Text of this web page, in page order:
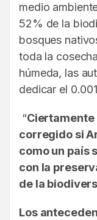
medio
52% de la
bosques
toda la
húmeda, las
dedicar el
“Ciertamente
corregido si
como un país
con la
de la
Los